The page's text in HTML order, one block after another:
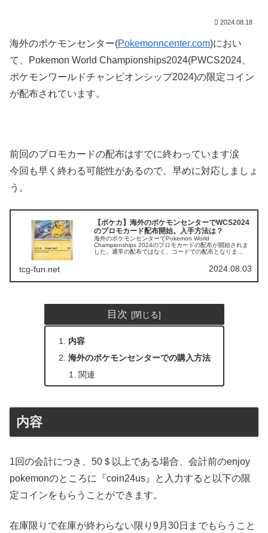
2024.08.18
海外のポケモンセンター(Pokemonncenter.com)におい
て、Pokemon World Championships2024(PWCS2024、
ポケモンワールドチャンピオンシップ2024)の限定コイン
が配布されています。
前回のプロモカードの配布はすでに終わっています涙
今回も早く終わる可能性があるので、早めに対応しましょ
う。
【ポケカ】海外のポケモンセンターでWCS2024
のプロモカード配布開始。入手方法は？
海外のポケモンセンターでPokemon World
Championships 2024のプロモカードの配布が開始されま
した。通常の配布ではなく、コードでの配布となりま
tcg-fun.net 2024.08.03
目次
内容
海外のポケモンセンターでの購入方法
関連
内容
1回の会計につき、50＄以上である場合、会計前のenjoy
pokemonのところに『coin24us』と入力すると以下の限
定コインをもらうことができます。
在庫限りで在庫が終わらない限り9月30日までもらうこと